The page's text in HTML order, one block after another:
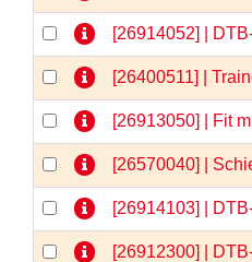
[26914052] |
[26400511] |
[26913050] | Fit
[26570040] |
[26914103] |
[26912300] |